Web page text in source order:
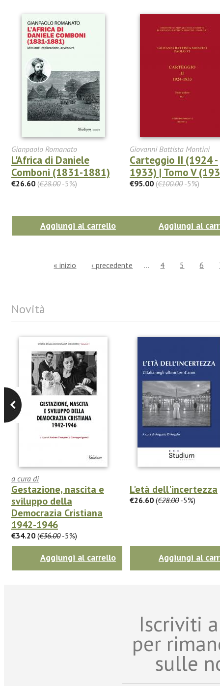
Gianpaolo Romanato
L'Africa di Daniele
Comboni (1831-1881)
€26.60 (€28.00-5%)
Aggiungi al carrello
Giovanni Battista Montini
Carteggio II (1924 -
1933) | Tomo V
€95.00 (€100.00-5%)
Aggiungi al
« inizio ‹ precedente … 4 5 6
Novità
a cura di
Gestazione, nascita e
sviluppo della
Democrazia Cristiana
1942-1946
€34.20 (€36.00-5%)
Aggiungi al carrello
L'età dell'incertezza
€26.60 (€28.00-5%)
Aggiungi al
Iscriviti
per
sulle